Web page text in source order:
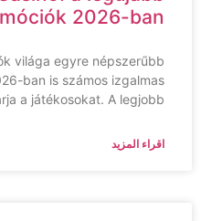
2026-ban
világa egyre népszerűbb
2026-ban is számos izgalmas
várja a játékosokat. A legjobb
اقراء المزيد